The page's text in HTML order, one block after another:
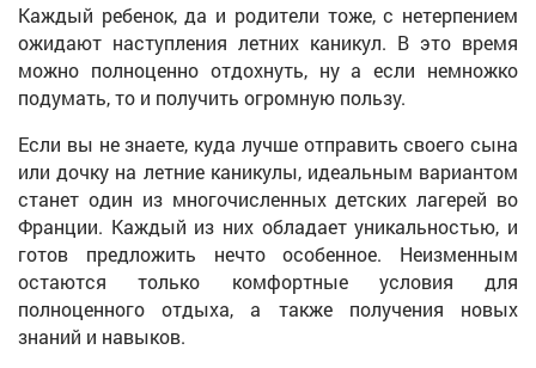
Каждый ребенок, да и родители тоже, с нетерпением
ожидают наступления летних каникул. В это время
можно полноценно отдохнуть, ну а если немножко
подумать, то и получить огромную пользу.
Если вы не знаете, куда лучше отправить своего сына
или дочку на летние каникулы, идеальным вариантом
станет один из многочисленных детских лагерей во
Франции. Каждый из них обладает уникальностью, и
готов предложить нечто особенное. Неизменным
остаются только комфортные условия для
полноценного отдыха, а также получения новых
знаний и навыков.